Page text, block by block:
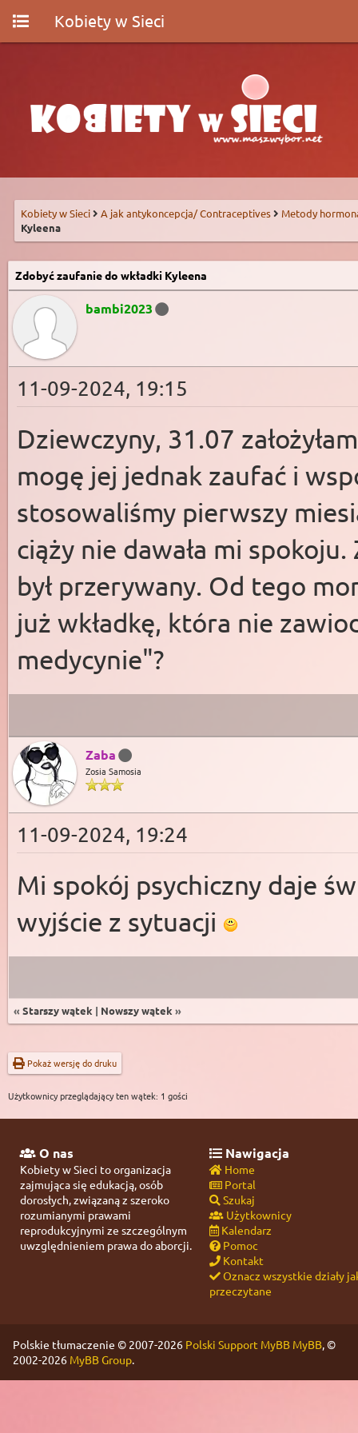
Kobiety w Sieci
Kobiety w Sieci A jak antykoncepcja/ Contraceptives
Metody
Kyleena
Zdobyć zaufanie do wkładki Kyleena
bambi2023
11-09-2024, 19:15
Dziewczyny, 31.07
mogę jej jednak zaufać i
stosowaliśmy pierwszy
ciąży nie dawała mi
był przerywany. Od tego
już wkładkę, która nie
medycynie"?
Zaba
Zosia Samosia
11-09-2024, 19:24
Mi spokój psychiczny daje
wyjście z sytuacji
« Starszy wątek | Nowszy wątek »
Pokaż wersję do druku
Użytkownicy przeglądający ten wątek: 1 gości
O nas
Kobiety w Sieci to organizacja
zajmująca się edukacją, osób
dorosłych, związaną z szeroko
rozumianymi prawami
reprodukcyjnymi ze szczególnym
uwzględnieniem prawa do aborcji.
Nawigacja
Home
Portal
Szukaj
Użytkownicy
Kalendarz
Pomoc
Kontakt
Oznacz wszystkie działy
przeczytane
Polskie tłumaczenie © 2007-2026 Polski Support MyBB MyBB, ©
2002-2026 MyBB Group.